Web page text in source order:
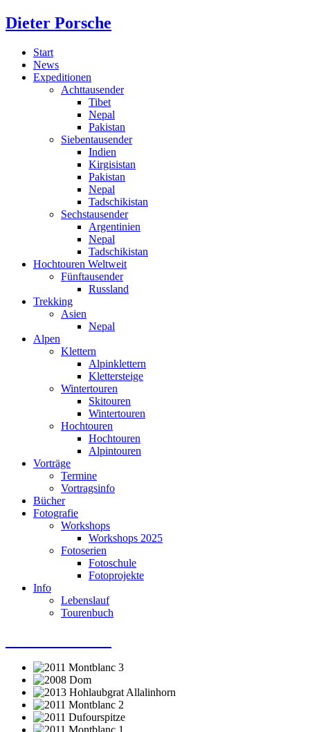
Dieter Porsche
Start
News
Expeditionen
Achttausender
Tibet
Nepal
Pakistan
Siebentausender
Indien
Kirgisistan
Pakistan
Nepal
Tadschikistan
Sechstausender
Argentinien
Nepal
Tadschikistan
Hochtouren Weltweit
Fünftausender
Russland
Trekking
Asien
Nepal
Alpen
Klettern
Alpinklettern
Klettersteige
Wintertouren
Skitouren
Wintertouren
Hochtouren
Hochtouren
Alpintouren
Vorträge
Termine
Vortragsinfo
Bücher
Fotografie
Workshops
Workshops 2025
Fotoserien
Fotoschule
Fotoprojekte
Info
Lebenslauf
Tourenbuch